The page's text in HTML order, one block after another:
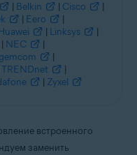
| Belkin | Cisco
|
| Eero
|
| Linksys
|
| NEC
|
|
TRENDnet
|
| Zyxel
встроенного
заменить